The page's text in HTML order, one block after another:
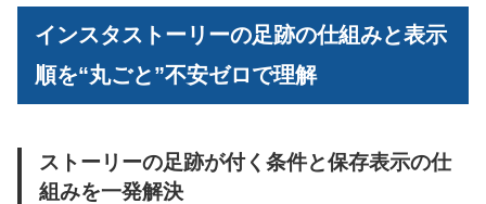
インスタストーリーの足跡の仕組みと表示
順を“丸ごと”不安ゼロで理解
ストーリーの足跡が付く条件と保存表示の仕
組みを一発解決